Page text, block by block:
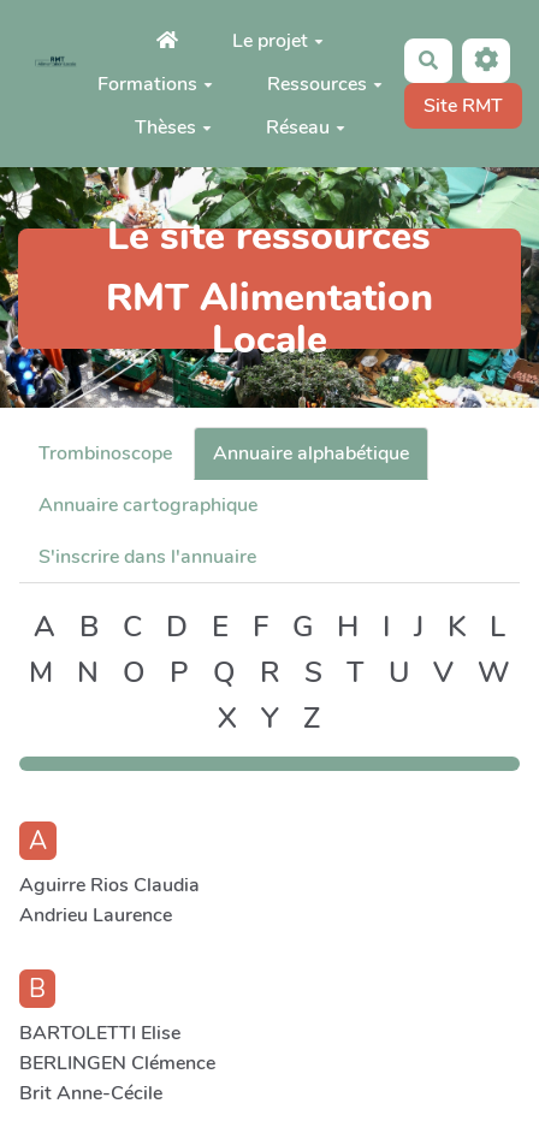
Aller au contenu principalLe projet
Formations
Ressources
Thèses
Réseau
Rechercher
Site RMT
Le site ressources
RMT Alimentation
Locale
Trombinoscope
Annuaire alphabétique
Annuaire cartographique
S'inscrire dans l'annuaire
A B C D E F G H I J K
L
M
N O P Q R S T U V
W
X
Y Z
A
Aguirre Rios Claudia
Andrieu Laurence
B
BARTOLETTI Elise
BERLINGEN Clémence
Brit Anne-Cécile